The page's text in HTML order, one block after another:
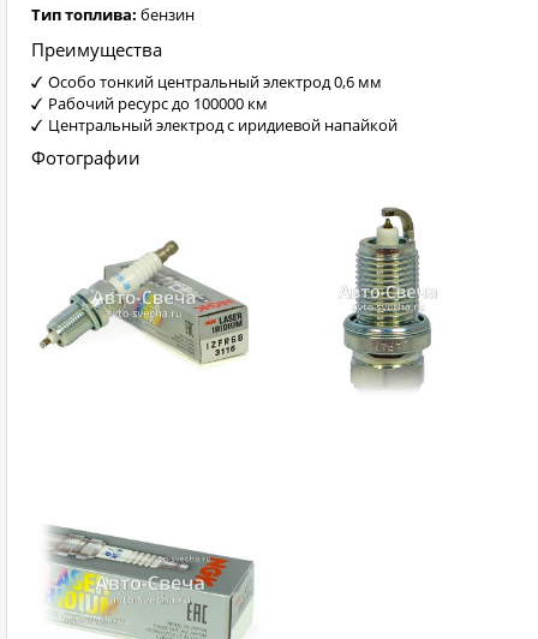
Тип топлива: бензин
Преимущества
Особо тонкий центральный электрод 0,6 мм
Рабочий ресурс до 100000 км
Центральный электрод с иридиевой напайкой
Фотографии